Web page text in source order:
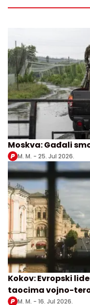
Moskva: Gađali
M. M. - 25. Jul 2026.
Kokov: Evropski
taocima vojno-
M. M. - 16. Jul 2026.